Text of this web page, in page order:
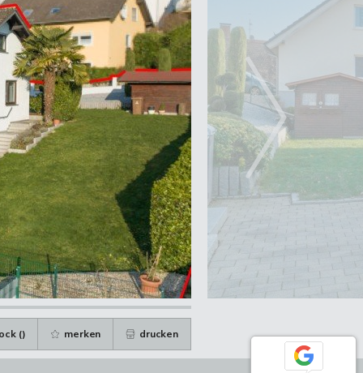
() merken drucken